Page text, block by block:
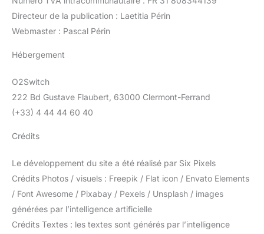
Directeur de la publication : Laetitia Périn
Webmaster : Pascal Périn
Hébergement
O2Switch
222 Bd Gustave Flaubert, 63000 Clermont-Ferrand
(+33) 4 44 44 60 40
Crédits
Le développement du site a été réalisé par Six Pixels
Crédits Photos / visuels : Freepik / Flat icon / Envato Elements
/ Font Awesome / Pixabay / Pexels / Unsplash / images
générées par l’intelligence artificielle
Crédits Textes : les textes sont générés par l’intelligence